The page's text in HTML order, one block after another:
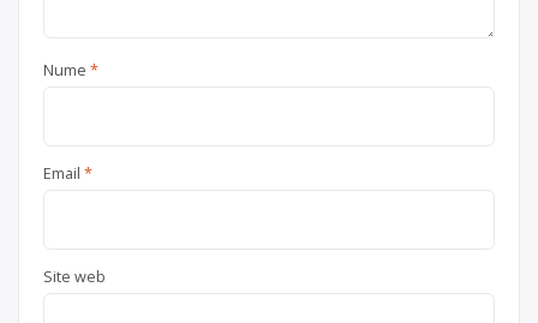
Nume *
Email *
Site web